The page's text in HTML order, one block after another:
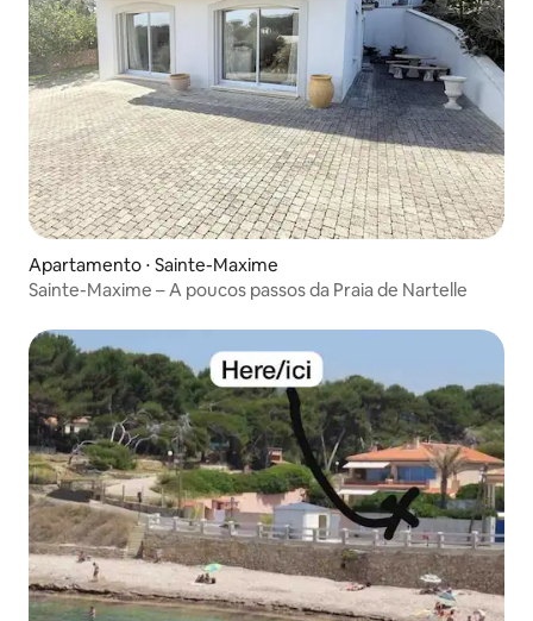
Apartamento ⋅ Sainte-Maxime
Sainte-Maxime – A poucos passos da Praia de Nartelle